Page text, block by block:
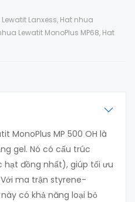
Lanxess, Hat nhua
Lewatit MonoPlus MP68, Hat
MonoPlus MP 500 OH là
gel. Nó có cấu trúc
đồng nhất), giúp tối ưu
ma trận styrene-
có khả năng loại bỏ